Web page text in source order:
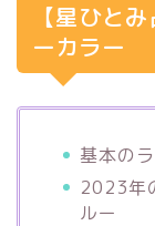
【星ひと
ーカラー
基本の
2023年
ルー